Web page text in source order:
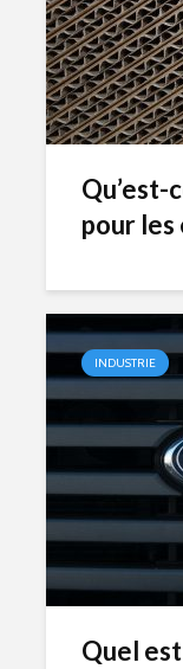
Qu’est-
pour les
INDUSTRIE
Quel